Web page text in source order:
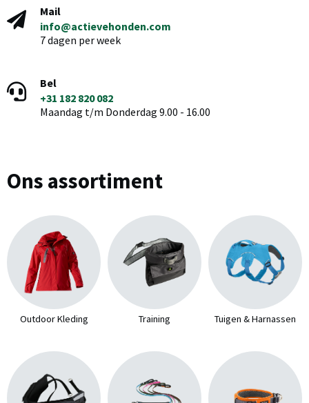
Mail
info@actievehonden.com
7 dagen per week
Bel
+31 182 820 082
Maandag t/m Donderdag 9.00 - 16.00
Ons assortiment
Outdoor Kleding Training Tuigen & Harnassen